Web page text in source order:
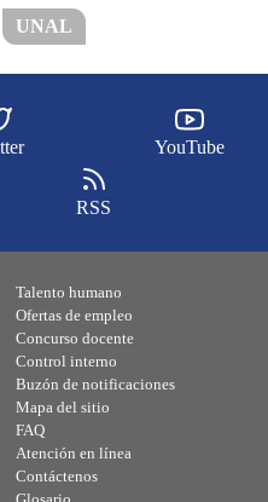
UNAL
YouTube
RSS
Talento humano
Ofertas de empleo
Concurso docente
Control interno
Buzón de notificaciones
Mapa del sitio
FAQ
Atención en línea
Contáctenos